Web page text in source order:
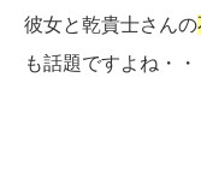
彼女と乾貴士さんの
も話題ですよね・・